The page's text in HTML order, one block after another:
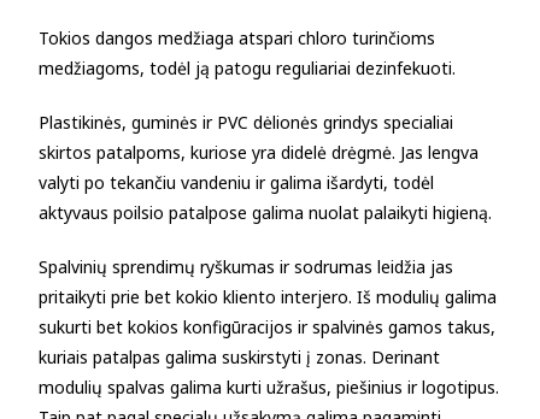
Tokios dangos medžiaga atspari chloro turinčioms
medžiagoms, todėl ją patogu reguliariai dezinfekuoti.
Plastikinės, guminės ir PVC dėlionės grindys specialiai
skirtos patalpoms, kuriose yra didelė drėgmė. Jas lengva
valyti po tekančiu vandeniu ir galima išardyti, todėl
aktyvaus poilsio patalpose galima nuolat palaikyti higieną.
Spalvinių sprendimų ryškumas ir sodrumas leidžia jas
pritaikyti prie bet kokio kliento interjero. Iš modulių galima
sukurti bet kokios konfigūracijos ir spalvinės gamos takus,
kuriais patalpas galima suskirstyti į zonas. Derinant
modulių spalvas galima kurti užrašus, piešinius ir logotipus.